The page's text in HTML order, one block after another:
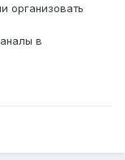
организовать
в